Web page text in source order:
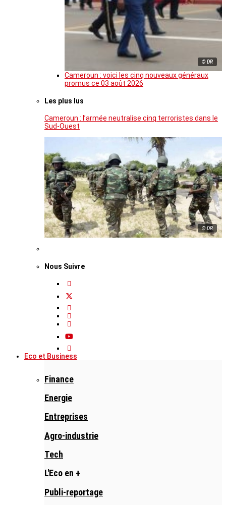
© DR
Cameroun : voici les cinq nouveaux généraux
promus ce 03 août 2026
Les plus lus
Cameroun : l’armée neutralise cinq terroristes dans le
Sud-Ouest
© DR
Nous Suivre
Eco et Business
Finance
Energie
Entreprises
Agro-industrie
Tech
L'Eco en +
Publi-reportage